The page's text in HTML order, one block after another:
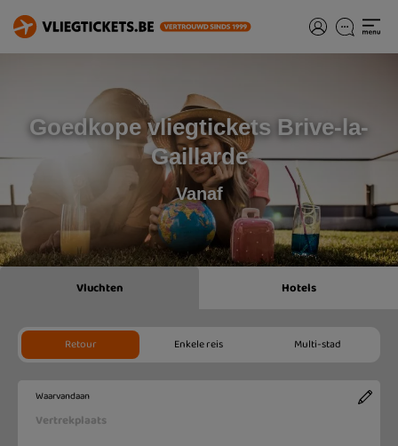
Goedkope vliegtickets Brive-la-
Gaillarde
Vanaf